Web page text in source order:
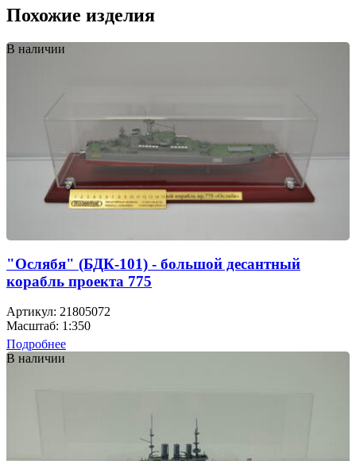
Похожие изделия
В наличии
"Ослябя" (БДК-101) - большой десантный
корабль проекта 775
Артикул: 21805072
Масштаб: 1:350
Подробнее
В наличии